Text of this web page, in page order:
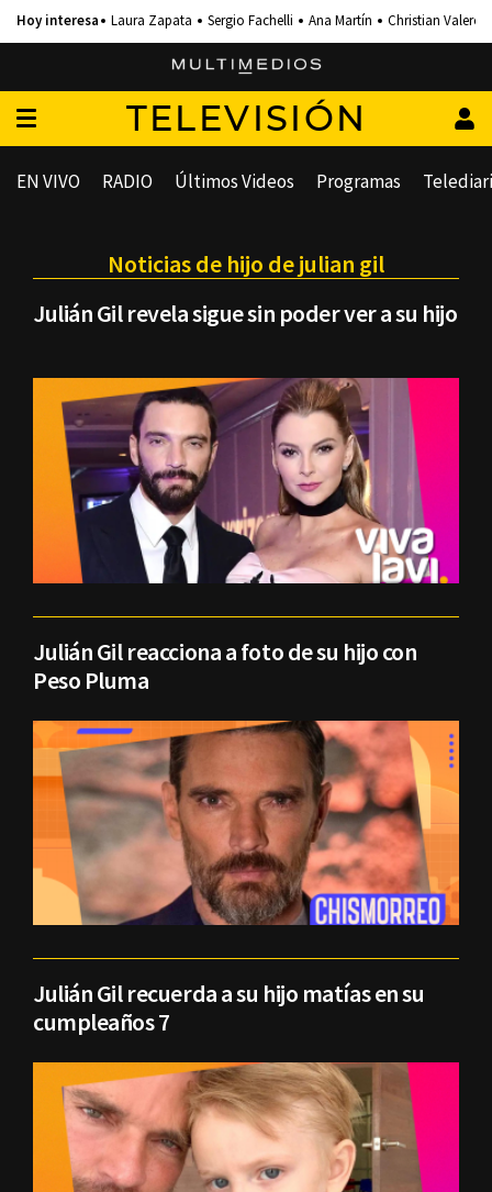
Laura Zapata Sergio Fachelli Ana Martín Christian Valero
TELEVISIÓN
EN VIVO RADIO Últimos Videos Programas
Noticias de hijo de julian gil
Julián Gil revela sigue sin poder ver a su hijo
Julián Gil reacciona a foto de su hijo con
Peso Pluma
Julián Gil recuerda a su hijo matías en su
cumpleaños 7